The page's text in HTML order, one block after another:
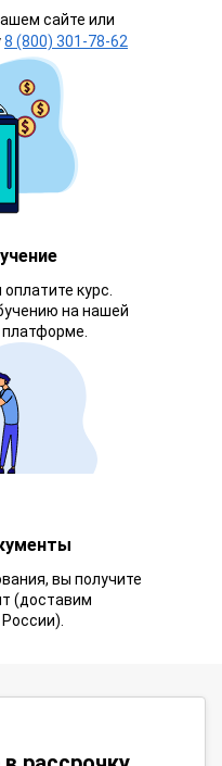
сайте или
8 (800) 301-78-62
курс.
на нашей
вы получите
(доставим